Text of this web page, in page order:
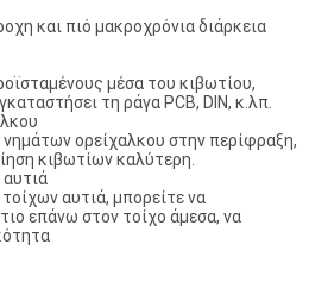
και πιό μακροχρόνια διάρκεια
μέσα του κιβωτίου,
τη ράγα PCB, DIN, κ.λπ.
ορείχαλκου στην περίφραξη,
κιβωτίων καλύτερη.
αυτιά, μπορείτε να
επάνω στον τοίχο άμεσα, να